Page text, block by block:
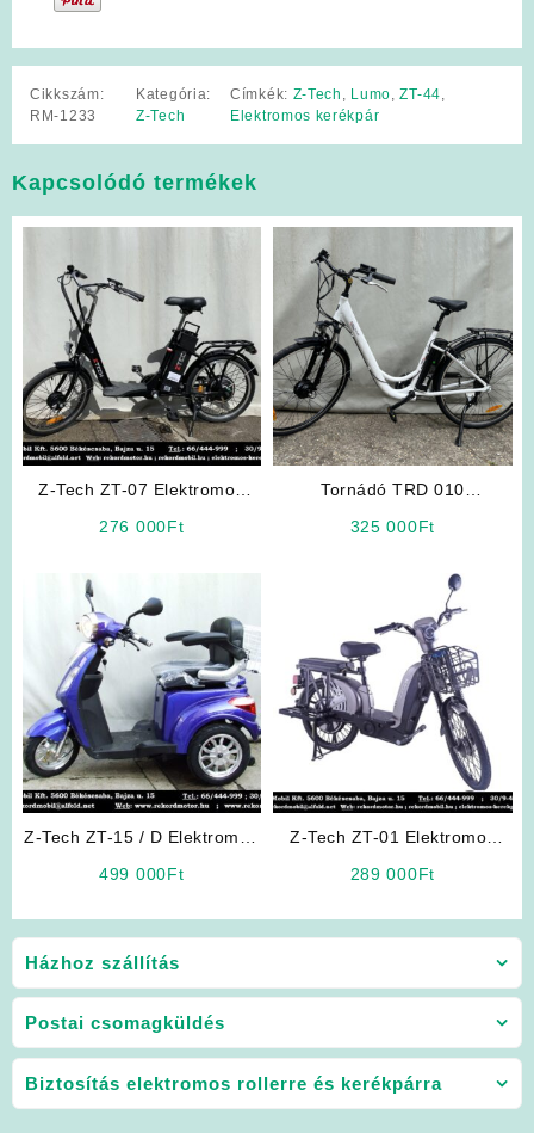
Házhoz szállítás
Postai csomagküldés
Biztosítás elektromos rollerre és kerékpárra
Cikkszám:
RM-1233
Kategória:
Z-Tech
Címkék: Z-Tech , Lumo,ZT-44,
Elektromos kerékpár
Kapcsolódó termékek
Z-Tech ZT-07 Elektromos
276 000Ft
Tornádó TRD 010
325 000Ft
Z-Tech ZT-15 / D Elektromos
499 000Ft
Z-Tech ZT-01 Elektromos
289 000Ft